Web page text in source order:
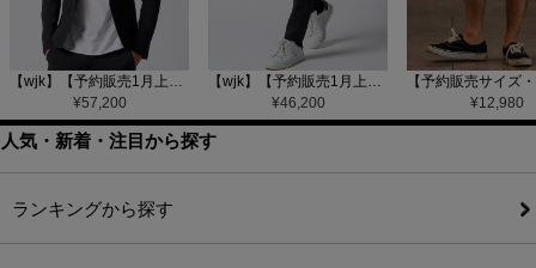
【wjk】【予約販売1月上旬～中旬入荷】function knit jacket(jacquard check) ニットジャケット(207 mw08j)
¥57,200
【wjk】【予約販売1月上旬～中旬入荷】function knit easy slacks(jacquard check) ニットイージーパンツ(504 mw08j)
¥46,200 ¥12,980
人気・新着・注目から探す
ランキングから探す